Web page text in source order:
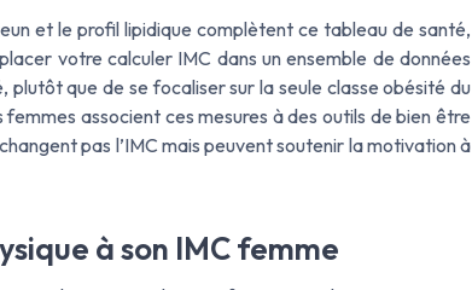
et le profil lipidique complètent ce tableau de santé,
votre calculer IMC dans un ensemble de données
que de se focaliser sur la seule classe obésité du
associent ces mesures à des outils de bien être
pas l’IMC mais peuvent soutenir la motivation à
à son IMC femme